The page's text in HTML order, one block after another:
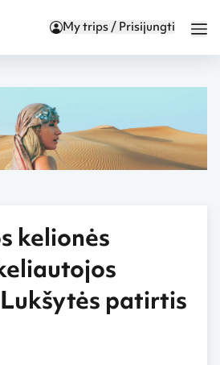
My trips / Prisijungti
kelionės
patirtis